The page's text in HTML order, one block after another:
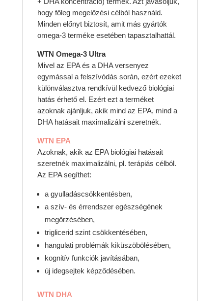
hogy főleg megelőzési célból használd.
Minden előnyt biztosít, amit más gyártók
omega-3 terméke esetében tapasztalhattál.
WTN Omega-3 Ultra
Mivel az EPA és a DHA versenyez
egymással a felszívódás során, ezért ezeket
különválasztva rendkívül kedvező biológiai
hatás érhető el. Ezért ezt a terméket
azoknak ajánljuk, akik mind az EPA, mind a
DHA hatásait maximalizálni szeretnék.
WTN EPA
Azoknak, akik az EPA biológiai hatásait
szeretnék maximalizálni, pl. terápiás célból.
Az EPA segíthet:
a gyulladáscsökkentésben,
a szív- és érrendszer egészségének
megőrzésében,
triglicerid szint csökkentésében,
hangulati problémák kiküszöbölésében,
kognitív funkciók javításában,
új idegsejtek képződésében.
WTN DHA